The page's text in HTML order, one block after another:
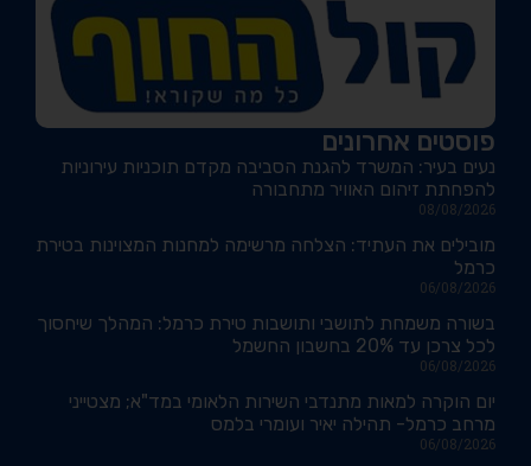
פוסטים אחרונים
נעים בעיר: המשרד להגנת הסביבה מקדם תוכניות עירוניות
להפחתת זיהום האוויר מתחבורה
08/08/2026
מובילים את העתיד: הצלחה מרשימה למחנות המצוינות בטירת
כרמל
06/08/2026
בשורה משמחת לתושבי ותושבות טירת כרמל: המהלך שיחסוך
לכל צרכן עד 20% בחשבון החשמל
06/08/2026
יום הוקרה למאות מתנדבי השירות הלאומי במד"א; מצטייני
מרחב כרמל- תהילה יאיר ועומרי בלמס
06/08/2026